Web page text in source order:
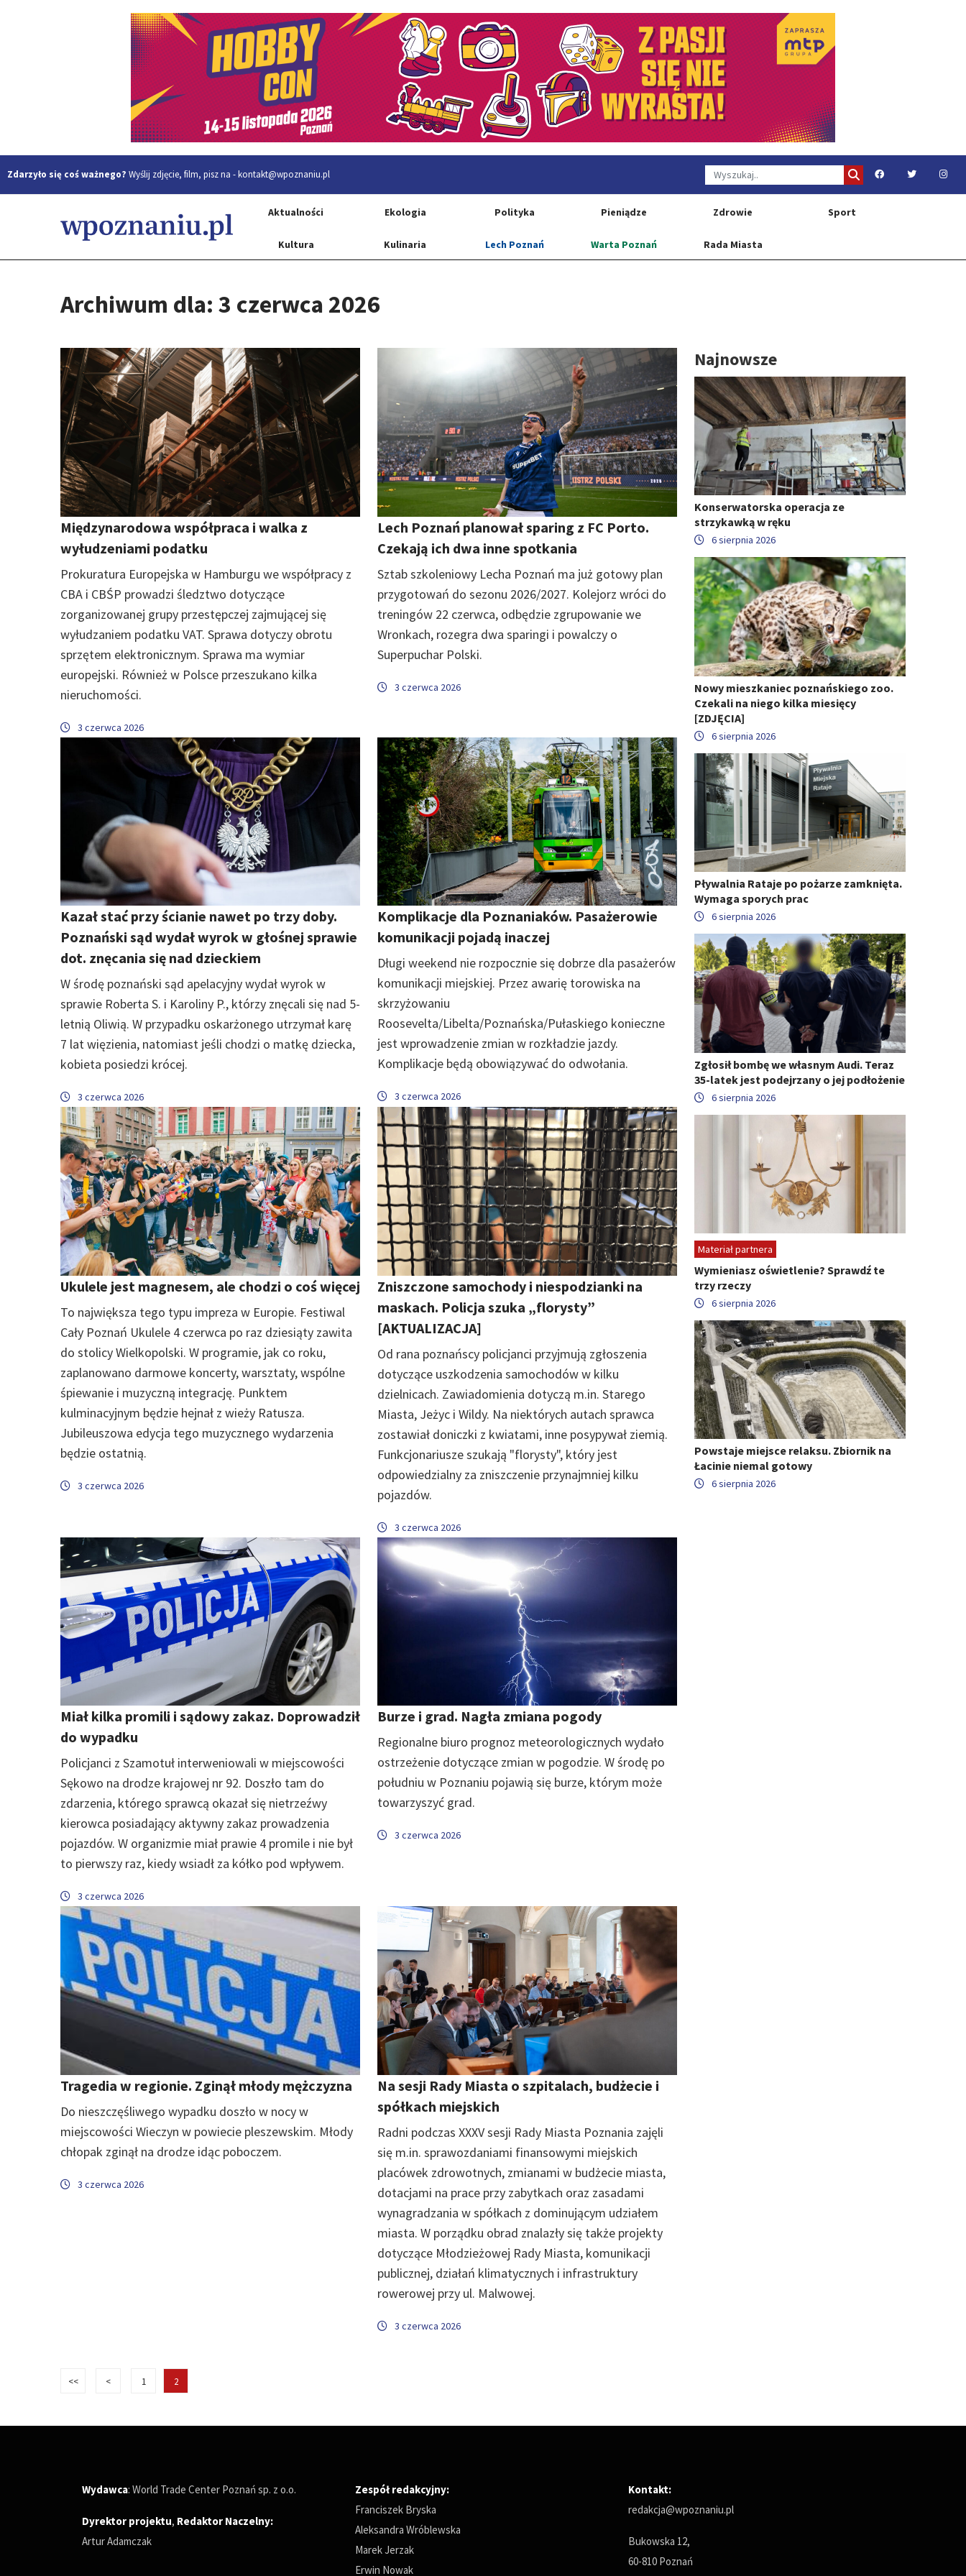
Zdarzyło się coś ważnego? Wyślij zdjęcie, film, pisz na -kontakt@wpoznaniu.pl
Aktualności Ekologia Polityka Pieniądze Zdrowie Sport
Kultura Kulinaria Lech Poznań Warta Poznań Rada Miasta
Archiwum dla: 3 czerwca 2026
Międzynarodowa współpraca i walka z
wyłudzeniami podatku
Prokuratura Europejska w Hamburgu we współpracy z
CBA i CBŚP prowadzi śledztwo dotyczące
zorganizowanej grupy przestępczej zajmującej się
wyłudzaniem podatku VAT. Sprawa dotyczy obrotu
sprzętem elektronicznym. Sprawa ma wymiar
europejski. Również w Polsce przeszukano kilka
nieruchomości.
3 czerwca 2026
Lech Poznań planował sparing z FC Porto.
Czekają ich dwa inne spotkania
Sztab szkoleniowy Lecha Poznań ma już gotowy plan
przygotowań do sezonu 2026/2027. Kolejorz wróci do
treningów 22 czerwca, odbędzie zgrupowanie we
Wronkach, rozegra dwa sparingi i powalczy o
Superpuchar Polski.
3 czerwca 2026
Kazał stać przy ścianie nawet po trzy doby.
Poznański sąd wydał wyrok w głośnej sprawie
dot. znęcania się nad dzieckiem
W środę poznański sąd apelacyjny wydał wyrok w
sprawie Roberta S. i Karoliny P., którzy znęcali się nad 5-
letnią Oliwią. W przypadku oskarżonego utrzymał karę
7 lat więzienia, natomiast jeśli chodzi o matkę dziecka,
kobieta posiedzi krócej.
3 czerwca 2026
Komplikacje dla Poznaniaków. Pasażerowie
komunikacji pojadą inaczej
Długi weekend nie rozpocznie się dobrze dla pasażerów
komunikacji miejskiej. Przez awarię torowiska na
skrzyżowaniu
Roosevelta/Libelta/Poznańska/Pułaskiego konieczne
jest wprowadzenie zmian w rozkładzie jazdy.
Komplikacje będą obowiązywać do odwołania.
3 czerwca 2026
Ukulele jest magnesem, ale chodzi o coś więcej
To największa tego typu impreza w Europie. Festiwal
Cały Poznań Ukulele 4 czerwca po raz dziesiąty zawita
do stolicy Wielkopolski. W programie, jak co roku,
zaplanowano darmowe koncerty, warsztaty, wspólne
śpiewanie i muzyczną integrację. Punktem
kulminacyjnym będzie hejnał z wieży Ratusza.
Jubileuszowa edycja tego muzycznego wydarzenia
będzie ostatnią.
3 czerwca 2026
Zniszczone samochody i niespodzianki na
maskach. Policja szuka „florysty”
[AKTUALIZACJA]
Od rana poznańscy policjanci przyjmują zgłoszenia
dotyczące uszkodzenia samochodów w kilku
dzielnicach. Zawiadomienia dotyczą m.in. Starego
Miasta, Jeżyc i Wildy. Na niektórych autach sprawca
zostawiał doniczki z kwiatami, inne posypywał ziemią.
Funkcjonariusze szukają "florysty", który jest
odpowiedzialny za zniszczenie przynajmniej kilku
pojazdów.
3 czerwca 2026
Miał kilka promili i sądowy zakaz. Doprowadził
do wypadku
Policjanci z Szamotuł interweniowali w miejscowości
Sękowo na drodze krajowej nr 92. Doszło tam do
zdarzenia, którego sprawcą okazał się nietrzeźwy
kierowca posiadający aktywny zakaz prowadzenia
pojazdów. W organizmie miał prawie 4 promile i nie był
to pierwszy raz, kiedy wsiadł za kółko pod wpływem.
3 czerwca 2026
Burze i grad. Nagła zmiana pogody
Regionalne biuro prognoz meteorologicznych wydało
ostrzeżenie dotyczące zmian w pogodzie. W środę po
południu w Poznaniu pojawią się burze, którym może
towarzyszyć grad.
3 czerwca 2026
Tragedia w regionie. Zginął młody mężczyzna
Do nieszczęśliwego wypadku doszło w nocy w
miejscowości Wieczyn w powiecie pleszewskim. Młody
chłopak zginął na drodze idąc poboczem.
3 czerwca 2026
Na sesji Rady Miasta o szpitalach, budżecie i
spółkach miejskich
Radni podczas XXXV sesji Rady Miasta Poznania zajęli
się m.in. sprawozdaniami finansowymi miejskich
placówek zdrowotnych, zmianami w budżecie miasta,
dotacjami na prace przy zabytkach oraz zasadami
wynagradzania w spółkach z dominującym udziałem
miasta. W porządku obrad znalazły się także projekty
dotyczące Młodzieżowej Rady Miasta, komunikacji
publicznej, działań klimatycznych i infrastruktury
rowerowej przy ul. Malwowej.
3 czerwca 2026
<< < 1 2
Najnowsze
Konserwatorska operacja ze
strzykawką w ręku
6 sierpnia 2026
Nowy mieszkaniec poznańskiego zoo.
Czekali na niego kilka miesięcy
[ZDJĘCIA]
6 sierpnia 2026
Pływalnia Rataje po pożarze zamknięta.
Wymaga sporych prac
6 sierpnia 2026
Zgłosił bombę we własnym Audi. Teraz
35-latek jest podejrzany o jej podłożenie
6 sierpnia 2026
Materiał partnera
Wymieniasz oświetlenie? Sprawdź te
trzy rzeczy
6 sierpnia 2026
Powstaje miejsce relaksu. Zbiornik na
Łacinie niemal gotowy
6 sierpnia 2026
Wydawca: World Trade Center Poznań sp. z o.o.
Dyrektor projektu, Redaktor Naczelny:
Artur Adamczak
Zespół redakcyjny:
Franciszek Bryska
Aleksandra Wróblewska
Marek Jerzak
Erwin Nowak
Kontakt:
redakcja@wpoznaniu.pl
Bukowska 12,
60-810 Poznań